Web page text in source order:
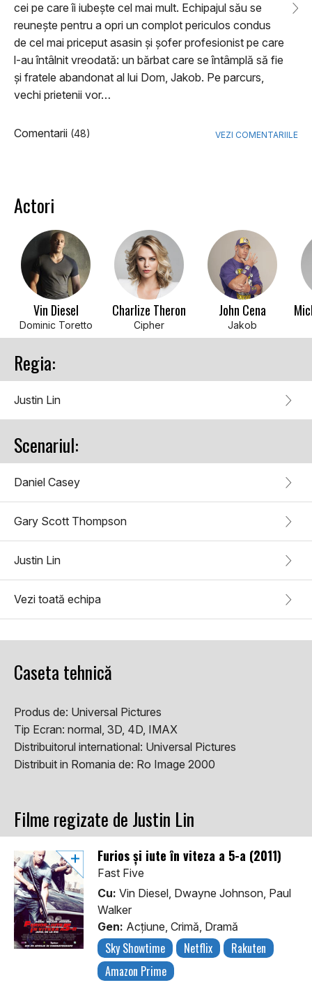
cei pe care îi iubește cel mai mult. Echipajul său se
reunește pentru a opri un complot periculos condus
de cel mai priceput asasin și șofer profesionist pe care
l-au întâlnit vreodată: un bărbat care se întâmplă să fie
și fratele abandonat al lui Dom, Jakob. Pe parcurs,
vechi prietenii vor…
Comentarii (48) VEZI COMENTARIILE
Actori
Vin Diesel
Dominic Toretto
Charlize Theron
Cipher
John Cena
Jakob
Regia:
Justin Lin
Scenariul:
Daniel Casey
Gary Scott Thompson
Justin Lin
Vezi toată echipa
Caseta tehnică
Produs de: Universal Pictures
Tip Ecran: normal, 3D, 4D, IMAX
Distribuitorul international: Universal Pictures
Distribuit in Romania de: Ro Image 2000
Filme regizate de Justin Lin
Furios și iute în viteza a 5-a (2011)
Fast Five
Cu: Vin Diesel, Dwayne Johnson, Paul
Walker
Gen: Acţiune, Crimă, Dramă
Sky Showtime Netflix
Rakuten
Amazon Prime